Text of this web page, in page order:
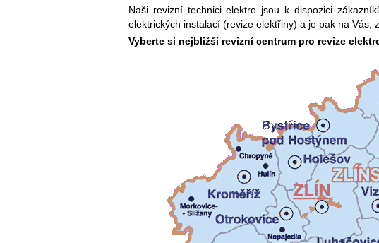
Naši revizní technici elektro jsou k dispozici
elektrických instalací (revize elektřiny) a je pak na Vás,
Vyberte si nejbližší revizní centrum pro revize